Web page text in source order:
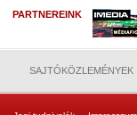
PARTNEREINK
SAJTÓKÖZLEMÉNYEK